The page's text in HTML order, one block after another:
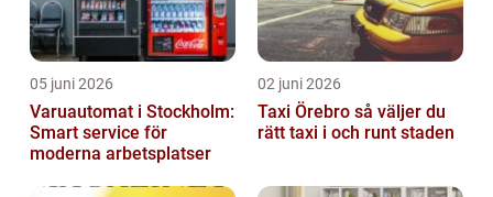
05 juni 2026
Varuautomat i Stockholm:
Smart service för
moderna arbetsplatser
02 juni 2026
Taxi Örebro så väljer du
rätt taxi i och runt staden